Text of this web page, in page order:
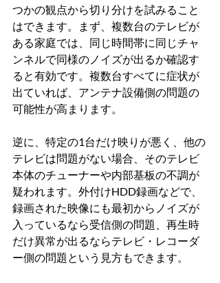
つかの観点から切り分けを試みること
はできます。まず、複数台のテレビが
ある家庭では、同じ時間帯に同じチャ
ンネルで同様のノイズが出るか確認す
ると有効です。複数台すべてに症状が
出ていれば、アンテナ設備側の問題の
可能性が高まります。
逆に、特定の1台だけ映りが悪く、他の
テレビは問題がない場合、そのテレビ
本体のチューナーや内部基板の不調が
疑われます。外付けHDD録画などで、
録画された映像にも最初からノイズが
入っているなら受信側の問題、再生時
だけ異常が出るならテレビ・レコーダ
ー側の問題という見方もできます。